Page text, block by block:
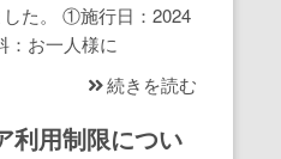
た。 ①施行日：2024
お一人様に
続きを読む
利用制限につい